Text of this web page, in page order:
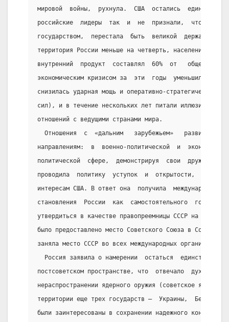
мировой  войны,  рухнула.  США  остались
российские  лидеры  так  и  не  признали,  что
государством,  перестала  быть  великой  державой
территория России меньше на четверть, население
внутренний  продукт  составлял  60%  от
экономическим кризисом за  эти  годы  уменьшился
снизилась ударная мощь и оперативно-стратегические
сил), и в течение нескольких лет питали иллюзии о
отношений с ведущими странами мира.
Отношения  с  «дальним   зарубежьем»   развивались
направлениям:  в  военно-политической  и
политической  сфере,  демонстрируя  свои
проводила  политику  уступок  и  открытости,  шла
интересам США. В ответ она  получила  международную
становления  России  как  самостоятельного
утвердиться в качестве правопреемницы СССР на
было предоставлено место Советского Союза в Совете
заняла место СССР во всех международных организациях.
Россия заявила о намерении  остаться  единственной
постсоветском пространстве, что  отвечало  духу
нераспространении ядерного оружия (советское
территории еще трех государств —  Украины,
были заинтересованы в сохранении надежного